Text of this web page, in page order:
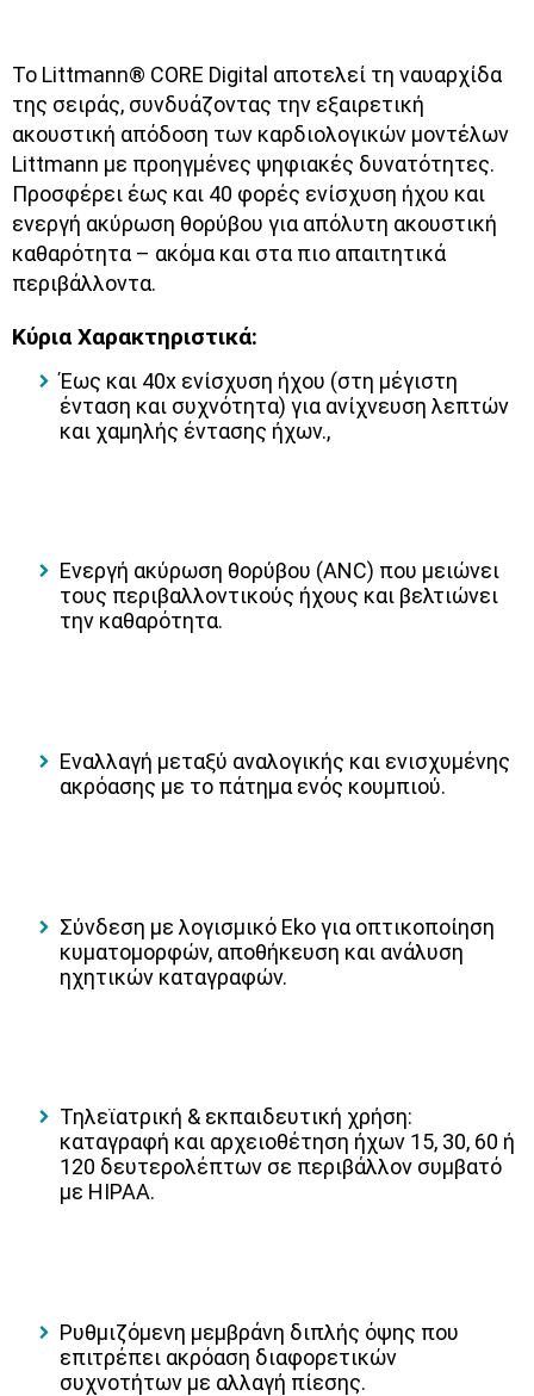
Το Littmann® CORE Digital αποτελεί τη ναυαρχίδα
της σειράς, συνδυάζοντας την εξαιρετική
ακουστική απόδοση των καρδιολογικών μοντέλων
Littmann με προηγμένες ψηφιακές δυνατότητες.
Προσφέρει έως και 40 φορές ενίσχυση ήχου και
ενεργή ακύρωση θορύβου για απόλυτη ακουστική
καθαρότητα – ακόμα και στα πιο απαιτητικά
περιβάλλοντα.
Κύρια Χαρακτηριστικά:
Έως και 40x ενίσχυση ήχου (στη μέγιστη
ένταση και συχνότητα) για ανίχνευση λεπτών
και χαμηλής έντασης ήχων.,
Ενεργή ακύρωση θορύβου (ANC) που μειώνει
τους περιβαλλοντικούς ήχους και βελτιώνει
την καθαρότητα.
Εναλλαγή μεταξύ αναλογικής και ενισχυμένης
ακρόασης με το πάτημα ενός κουμπιού.
Σύνδεση με λογισμικό Ekoγια οπτικοποίηση
κυματομορφών, αποθήκευση και ανάλυση
ηχητικών καταγραφών.
Τηλεϊατρική & εκπαιδευτική χρήση:
καταγραφή και αρχειοθέτηση ήχων 15, 30, 60 ή
120 δευτερολέπτων σε περιβάλλον συμβατό
με HIPAA.
Ρυθμιζόμενη μεμβράνη διπλής όψης που
επιτρέπει ακρόαση διαφορετικών
συχνοτήτων με αλλαγή πίεσης.